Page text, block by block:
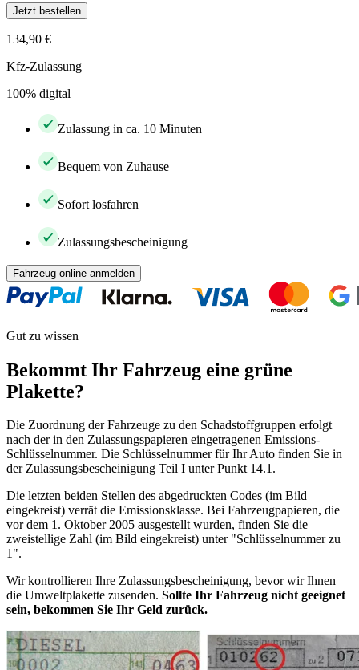
Jetzt bestellen
134,90 €
Kfz-Zulassung
100% digital
Zulassung in ca. 10 Minuten
Bequem von Zuhause
Sofort losfahren
Zulassungsbescheinigung
Fahrzeug online anmelden
Gut zu wissen
Bekommt Ihr Fahrzeug eine grüne
Plakette?
Die Zuordnung der Fahrzeuge zu den Schadstoffgruppen erfolgt
nach der in den Zulassungspapieren eingetragenen Emissions-
Schlüsselnummer. Die Schlüsselnummer für Ihr Auto finden Sie in
der Zulassungsbescheinigung Teil I unter Punkt 14.1.
Die letzten beiden Stellen des abgedruckten Codes (im Bild
eingekreist) verrät die Emissionsklasse. Bei Fahrzeugpapieren, die
vor dem 1. Oktober 2005 ausgestellt wurden, finden Sie die
zweistellige Zahl (im Bild eingekreist) unter "Schlüsselnummer zu
1".
Wir kontrollieren Ihre Zulassungsbescheinigung, bevor wir Ihnen
die Umweltplakette zusenden. Sollte Ihr Fahrzeug nicht geeignet
sein, bekommen Sie Ihr Geld zurück.